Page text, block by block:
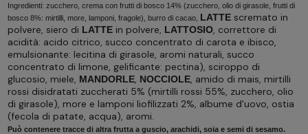
Ingredienti: zucchero, crema con frutti di bosco 14% (zucchero, olio di girasole, frutti di
bosco 8%: mirtilli, more, lamponi, fragole), burro di cacao, LATTEscremato in
polvere, siero di LATTEin polvere, LATTOSIO, correttore di
acidità: acido citrico, succo concentrato di carota e ibisco,
emulsionante: lecitina di girasole, aromi naturali, succo
concentrato di limone, gelificante: pectina), sciroppo di
glucosio, miele, MANDORLE, NOCCIOLE, amido di mais, mirtilli
rossi disidratati zuccherati 5% (mirtilli rossi 55%, zucchero, olio
di girasole), more e lamponi liofilizzati 2%, albume d'uovo, ostia
(fecola di patate, acqua), aromi.
Può contenere tracce di altra frutta a guscio, arachidi, soia e semi di sesamo.